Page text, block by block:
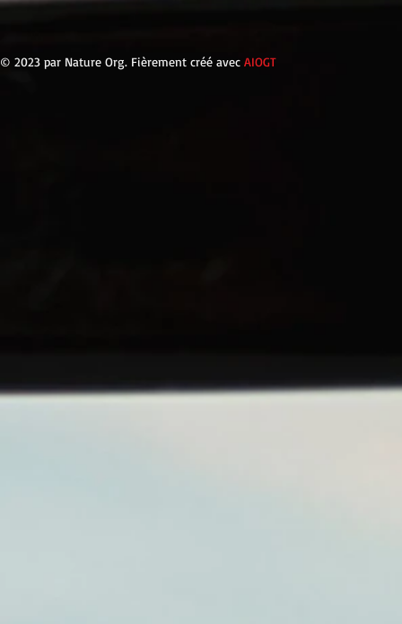
© 2023 par Nature Org. Fièrement créé avec AIOGT